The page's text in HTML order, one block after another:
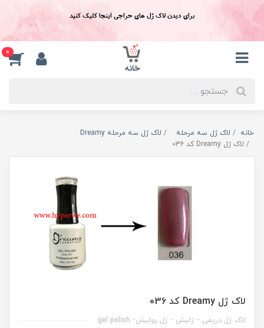
برای دیدن لاک ژل های حراجی اینجا کلیک کنید
0
خانه لاک ژل سه مرحله
لاک ژل سه مرحله Dreamy
لاک ژل Dreamy کد 036
لاک ژل Dreamy کد 036
لاک ژل دریمی - ژلیش - ژل پولیش- gel polish